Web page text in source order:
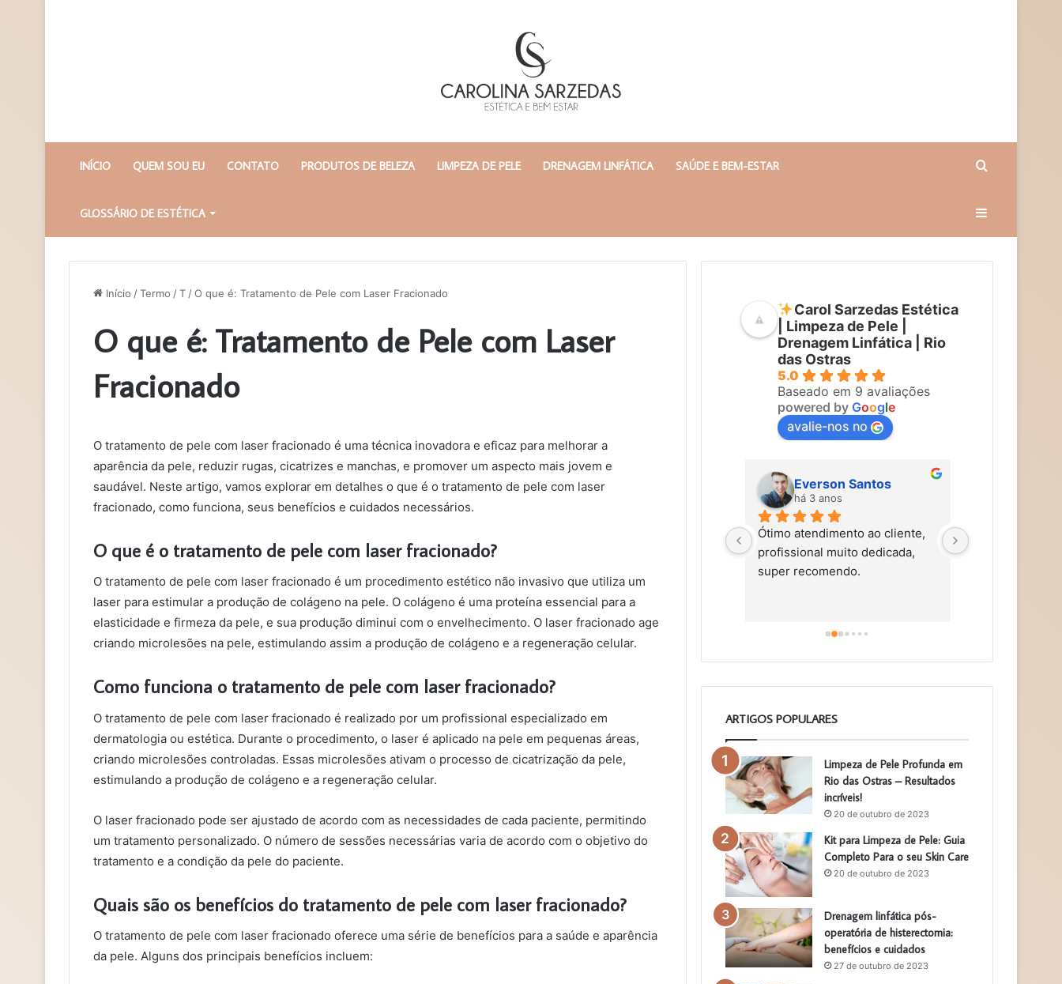
INÍCIO QUEM SOU EU CONTATO PRODUTOS DE BELEZA LIMPEZA DE PELE DRENAGEM LINFÁTICA SAÚDE E BEM-ESTAR
GLOSSÁRIO DE ESTÉTICA
Lateral
Início /Termo /T /O que é: Tratamento de Pele com Laser Fracionado
O que é: Tratamento de Pele com Laser
Fracionado
O tratamento de pele com laser fracionado é uma técnica inovadora e eficaz para melhorar a
aparência da pele, reduzir rugas, cicatrizes e manchas, e promover um aspecto mais jovem e
saudável. Neste artigo, vamos explorar em detalhes o que é o tratamento de pele com laser
fracionado, como funciona, seus benefícios e cuidados necessários.
O que é o tratamento de pele com laser fracionado?
O tratamento de pele com laser fracionado é um procedimento estético não invasivo que utiliza um
laser para estimular a produção de colágeno na pele. O colágeno é uma proteína essencial para a
elasticidade e firmeza da pele, e sua produção diminui com o envelhecimento. O laser fracionado age
criando microlesões na pele, estimulando assim a produção de colágeno e a regeneração celular.
Como funciona o tratamento de pele com laser fracionado?
O tratamento de pele com laser fracionado é realizado por um profissional especializado em
dermatologia ou estética. Durante o procedimento, o laser é aplicado na pele em pequenas áreas,
criando microlesões controladas. Essas microlesões ativam o processo de cicatrização da pele,
estimulando a produção de colágeno e a regeneração celular.
O laser fracionado pode ser ajustado de acordo com as necessidades de cada paciente, permitindo
um tratamento personalizado. O número de sessões necessárias varia de acordo com o objetivo do
tratamento e a condição da pele do paciente.
Quais são os benefícios do tratamento de pele com laser fracionado?
O tratamento de pele com laser fracionado oferece uma série de benefícios para a saúde e aparência
da pele. Alguns dos principais benefícios incluem:
Carol Sarzedas Estética
| Limpeza de Pele |
Drenagem Linfática | Rio
das Ostras
5.0
Baseado em 9 avaliações
powered by Google
avalie-nos no
Tomohiko Iwai Everson Santos
há 3 anos
Ótimo atendimento ao cliente,
profissional muito dedicada,
super recomendo.
aromaterapia,
terapias
ARTIGOS POPULARES
Limpeza de Pele Profunda em
Rio das Ostras – Resultados
incríveis!
20 de outubro de 2023
Kit para Limpeza de Pele: Guia
Completo Para o seu Skin Care
20 de outubro de 2023
Drenagem linfática pós-
operatória de histerectomia:
benefícios e cuidados
27 de outubro de 2023